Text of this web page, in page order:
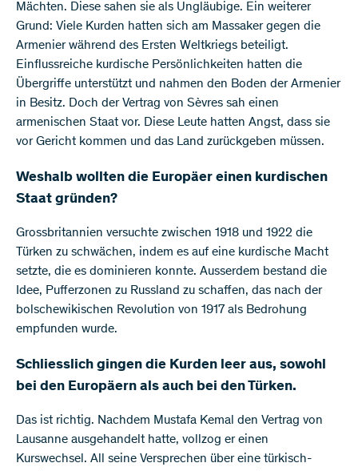
Mächten. Diese sahen sie als Ungläubige. Ein weiterer
Grund: Viele Kurden hatten sich am Massaker gegen die
Armenier während des Ersten Weltkriegs beteiligt.
Einflussreiche kurdische Persönlichkeiten hatten die
Übergriffe unterstützt und nahmen den Boden der Armenier
in Besitz. Doch der Vertrag von Sèvres sah einen
armenischen Staat vor. Diese Leute hatten Angst, dass sie
vor Gericht kommen und das Land zurückgeben müssen.
Weshalb wollten die Europäer einen kurdischen
Staat gründen?
Grossbritannien versuchte zwischen 1918 und 1922 die
Türken zu schwächen, indem es auf eine kurdische Macht
setzte, die es dominieren konnte. Ausserdem bestand die
Idee, Pufferzonen zu Russland zu schaffen, das nach der
bolschewikischen Revolution von 1917 als Bedrohung
empfunden wurde.
Schliesslich gingen die Kurden leer aus, sowohl
bei den Europäern als auch bei den Türken.
Das ist richtig. Nachdem Mustafa Kemal den Vertrag von
Lausanne ausgehandelt hatte, vollzog er einen
Kurswechsel. All seine Versprechen über eine türkisch-